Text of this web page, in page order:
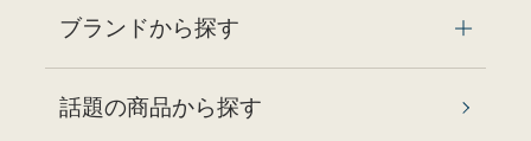
ブランドから探す
話題の商品から探す